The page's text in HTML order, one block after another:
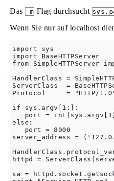
Das -m Flag durchsucht
Wenn Sie nur auf localhost
import sys
import BaseHTTPServer
from SimpleHTTPServer
HandlerClass =
ServerClass  =
Protocol     = "HTTP/
if sys.argv[1:]:
port =
else:
   port = 8000
server_address =
httpd =
sa =